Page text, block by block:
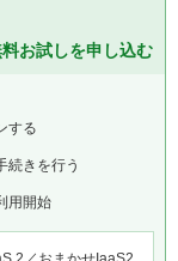
お試しを申し込む
する
続きを行う
用開始